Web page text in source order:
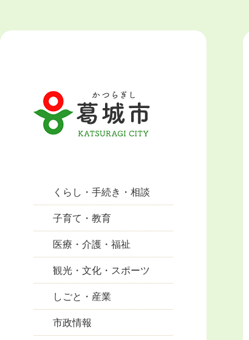
くらし・手続き・相談
子育て・教育
医療・介護・福祉
観光・文化・スポーツ
しごと・産業
市政情報